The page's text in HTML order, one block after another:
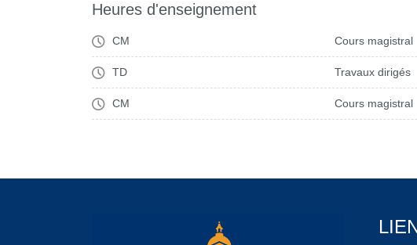
Heures d'enseignement
CM Cours magistral
TD Travaux dirigés
CM Cours magistral